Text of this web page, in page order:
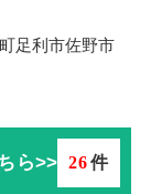
足利市佐野市
ら>> 26件